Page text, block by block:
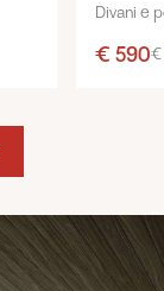
Divani e
€ 590€